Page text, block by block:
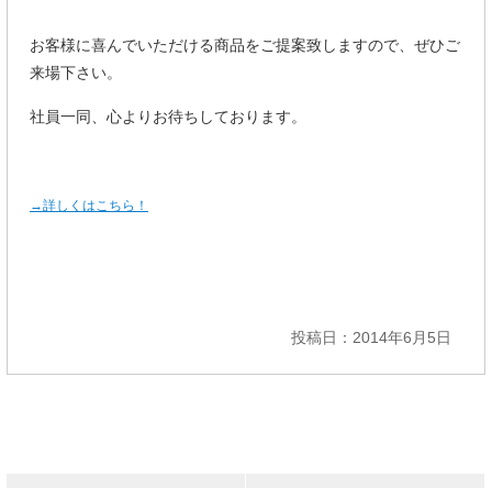
お客様に喜んでいただける商品をご提案致しますので、ぜひご
来場下さい。
社員一同、心よりお待ちしております。
→詳しくはこちら！
投稿日：2014年6月5日